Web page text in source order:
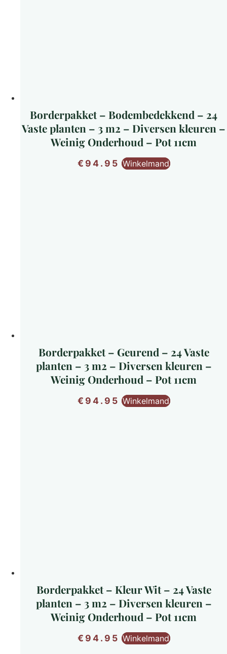
Borderpakket – Bodembedekkend – 24
Vaste planten – 3 m2 – Diversen kleuren –
Weinig Onderhoud – Pot 11cm
€ 94.95 Winkelmand
Borderpakket – Geurend – 24 Vaste
planten – 3 m2 – Diversen kleuren –
Weinig Onderhoud – Pot 11cm
€ 94.95 Winkelmand
Borderpakket – Kleur Wit – 24 Vaste
planten – 3 m2 – Diversen kleuren –
Weinig Onderhoud – Pot 11cm
€ 94.95 Winkelmand